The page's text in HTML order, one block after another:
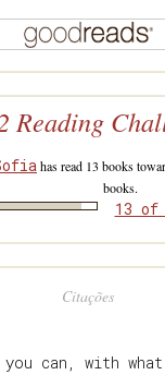
Reading
has read 13 books
books.
13 of
Citações
you can, with